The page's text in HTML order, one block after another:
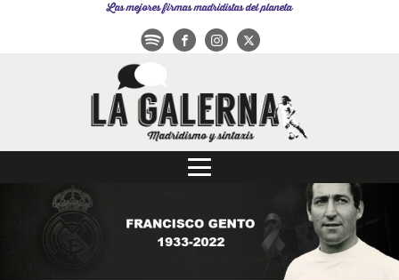
Las mejores firmas madridistas del planeta